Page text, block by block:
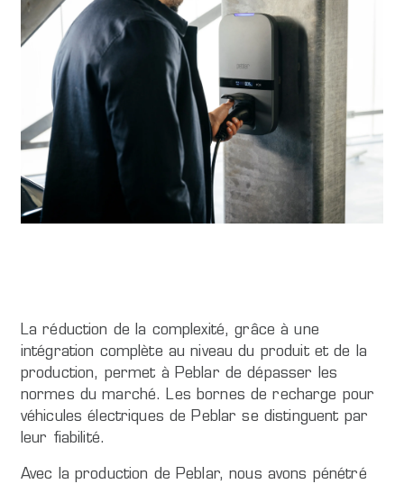
La réduction de la complexité, grâce à une
intégration complète au niveau du produit et de la
production, permet à Peblar de dépasser les
normes du marché. Les bornes de recharge pour
véhicules électriques de Peblar se distinguent par
leur fiabilité.
Avec la production de Peblar, nous avons pénétré